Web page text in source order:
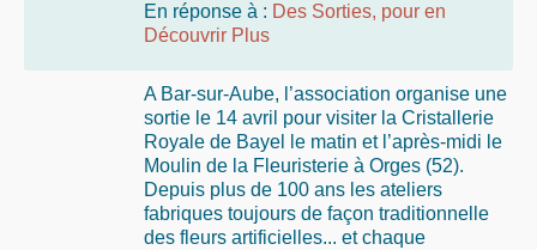
En réponse à : Des Sorties, pour en
Découvrir Plus
A Bar-sur-Aube, l’association organise une
sortie le 14 avril pour visiter la Cristallerie
Royale de Bayel le matin et l’après-midi le
Moulin de la Fleuristerie à Orges (52).
Depuis plus de 100 ans les ateliers
fabriques toujours de façon traditionnelle
des fleurs artificielles... et chaque